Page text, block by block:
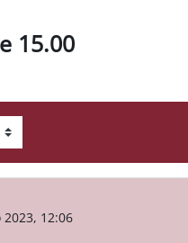
15.00
12:06